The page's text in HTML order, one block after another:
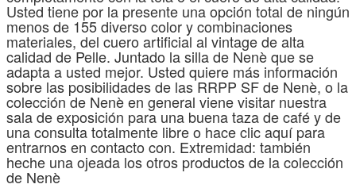
Usted tiene por la presente una opción total de ningún
menos de 155 diverso color y combinaciones
materiales, del cuero artificial al vintage de alta
calidad de Pelle. Juntado la silla de Nenè que se
adapta a usted mejor. Usted quiere más información
sobre las posibilidades de las RRPP SF de Nenè, o la
colección de Nenè en general viene visitar nuestra
sala de exposición para una buena taza de café y de
una consulta totalmente libre o hace clic aquí para
entrarnos en contacto con. Extremidad: también
heche una ojeada los otros productos de la colección
de Nenè